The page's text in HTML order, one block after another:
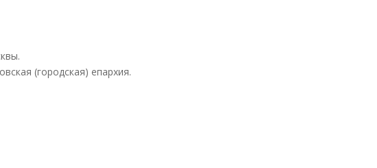
(городская) епархия.